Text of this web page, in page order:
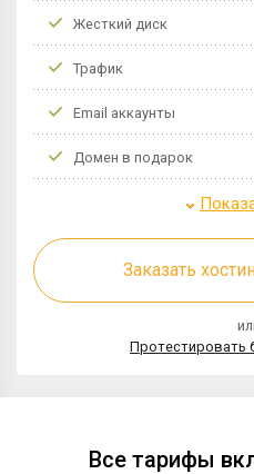
Жесткий диск
Трафик
Email аккаунты
Домен в подарок
Заказать
Протестировать
Все тарифы